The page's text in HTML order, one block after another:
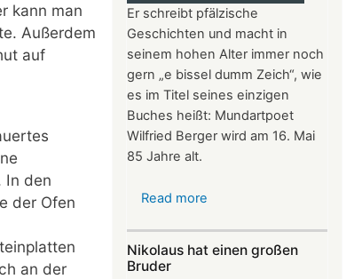
kann man
Außerdem
auf
In den
der Ofen
an der
Er schreibt pfälzische
Geschichten und macht in
seinem hohen Alter immer noch
gern „e bissel dumm Zeich“, wie
es im Titel seines einzigen
Buches heißt: Mundartpoet
Wilfried Berger wird am 16. Mai
85 Jahre alt.
Read more
Mundartpoet
Nikolaus hat einen großen
Bruder